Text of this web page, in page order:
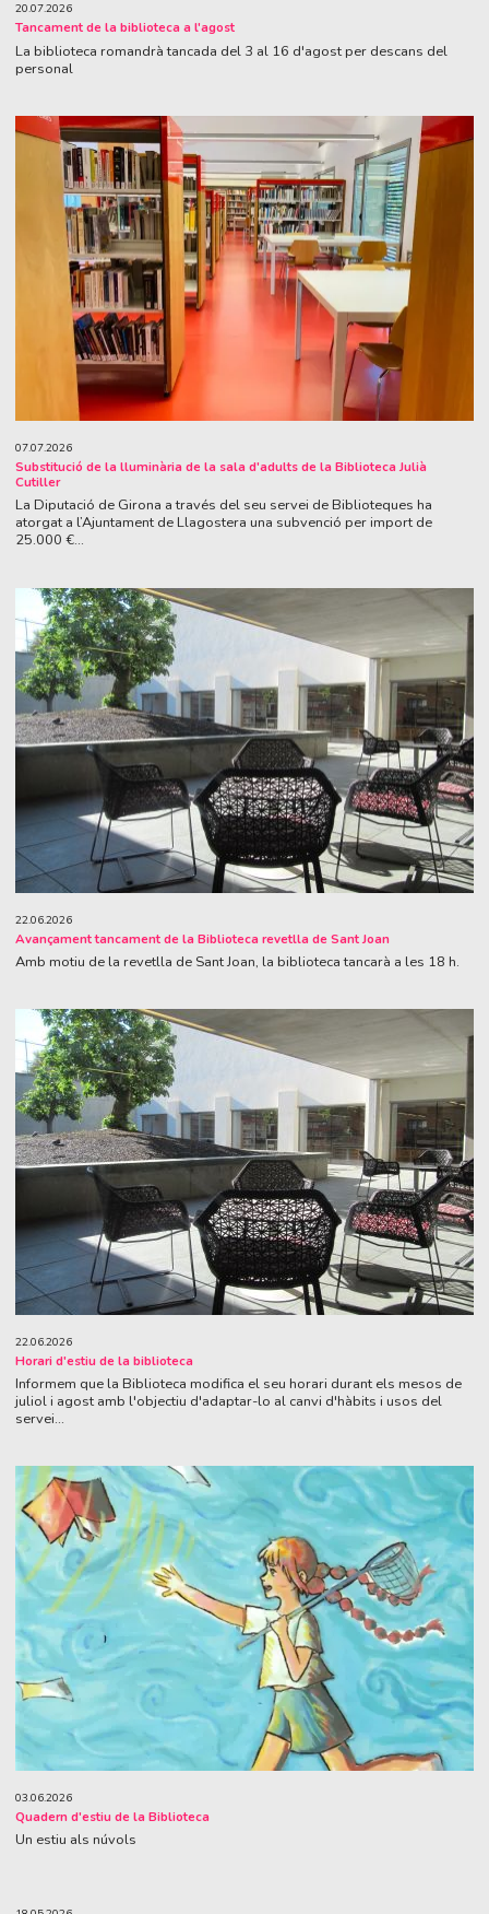
20.07.2026
Tancament de la biblioteca a l'agost
La biblioteca romandrà tancada del 3 al 16 d'agost per descans del
personal
07.07.2026
Substitució de la lluminària de la sala d'adults de la Biblioteca Julià
Cutiller
La Diputació de Girona a través del seu servei de Biblioteques ha
atorgat a l’Ajuntament de Llagostera una subvenció per import de
25.000 €...
22.06.2026
Avançament tancament de la Biblioteca revetlla de Sant Joan
Amb motiu de la revetlla de Sant Joan, la biblioteca tancarà a les 18 h.
22.06.2026
Horari d'estiu de la biblioteca
Informem que la Biblioteca modifica el seu horari durant els mesos de
juliol i agost amb l'objectiu d'adaptar-lo al canvi d'hàbits i usos del
servei...
03.06.2026
Quadern d'estiu de la Biblioteca
Un estiu als núvols